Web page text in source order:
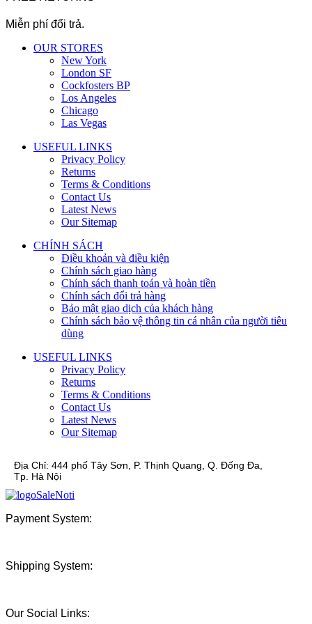
Miễn phí đổi trả.
OUR STORES
New York
London SF
Cockfosters BP
Los Angeles
Chicago
Las Vegas
USEFUL LINKS
Privacy Policy
Returns
Terms & Conditions
Contact Us
Latest News
Our Sitemap
CHÍNH SÁCH
Điều khoản và điều kiện
Chính sách giao hàng
Chính sách thanh toán và hoàn tiền
Chính sách đổi trả hàng
Bảo mật giao dịch của khách hàng
Chính sách bảo vệ thông tin cá nhân của người tiêu
dùng
USEFUL LINKS
Privacy Policy
Returns
Terms & Conditions
Contact Us
Latest News
Our Sitemap
Địa Chỉ: 444 phố Tây Sơn, P. Thịnh Quang, Q. Đống Đa,
Tp. Hà Nội
Payment System:
Shipping System:
Our Social Links: